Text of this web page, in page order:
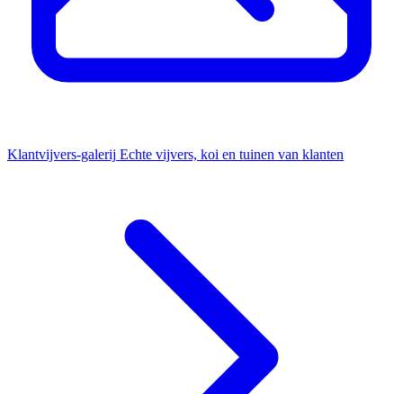
Klantvijvers-galerij Echte vijvers, koi en tuinen van klanten